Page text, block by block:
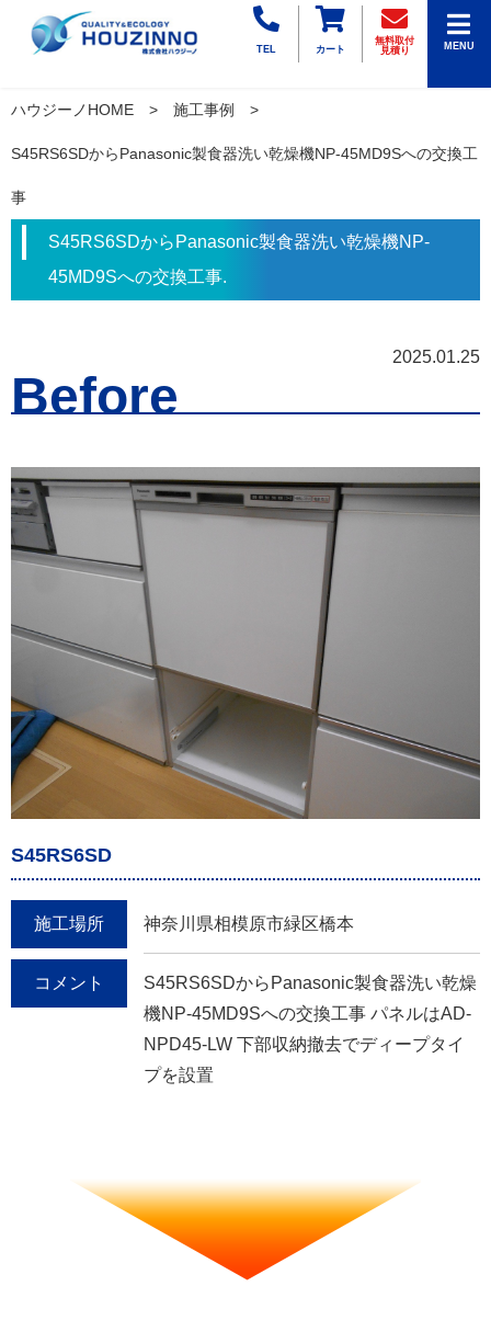
TEL カート
無料取付
見積り
MENU
ハウジーノHOME 施工事例
S45RS6SDからPanasonic製食器洗い乾燥機NP-45MD9Sへの交換工
事
S45RS6SDからPanasonic製食器洗い乾燥機NP-
45MD9Sへの交換工事.
2025.01.25
Before
S45RS6SD
施工場所 神奈川県相模原市緑区橋本
コメント
S45RS6SDからPanasonic製食器洗い乾燥
機NP-45MD9Sへの交換工事 パネルはAD-
NPD45-LW 下部収納撤去でディープタイ
プを設置